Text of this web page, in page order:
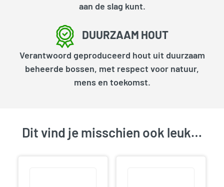
aan de slag kunt.
DUURZAAM HOUT
Verantwoord geproduceerd hout uit duurzaam
beheerde bossen, met respect voor natuur,
mens en toekomst.
Dit vind je misschien ook leuk…